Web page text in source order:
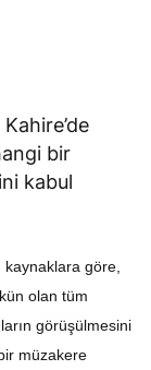
bir
kabul
göre,
olan tüm
görüşülmesini
müzakere